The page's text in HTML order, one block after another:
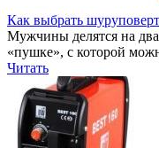
Как выбрать
Мужчины делятся на
«пушке», с которой
Читать